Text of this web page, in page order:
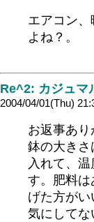
エアコン
よね？。
Re^2: カジュマ
2004/04/01(Thu)
お返事あり
鉢の大きさ
入れて、
す。肥料は
げた方が
気にしてな